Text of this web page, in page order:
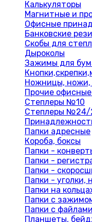
Калькуляторы
Магнитные и
Офисные
Банковские
Скобы для
Дыроколы
Зажимы для
Ножницы,
Прочие
Степлеры №10
Степлеры №24/
Папки адресные
Короба, боксы
Папки -
Папки -
Папки -
Папки - уголки,
Папки на
Папки с
Папки с
Планшеты,